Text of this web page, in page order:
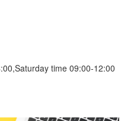
time 09:00-12:00